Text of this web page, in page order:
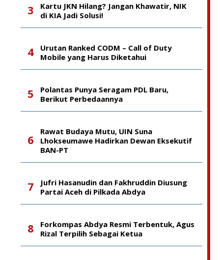
Kartu JKN Hilang? Jangan Khawatir, NIK
di KIA Jadi Solusi!
Urutan Ranked CODM – Call of Duty
Mobile yang Harus Diketahui
Polantas Punya Seragam PDL Baru,
Berikut Perbedaannya
Rawat Budaya Mutu, UIN Suna
Lhokseumawe Hadirkan Dewan Eksekutif
BAN-PT
Jufri Hasanudin dan Fakhruddin Diusung
Partai Aceh di Pilkada Abdya
Forkompas Abdya Resmi Terbentuk, Agus
Rizal Terpilih Sebagai Ketua